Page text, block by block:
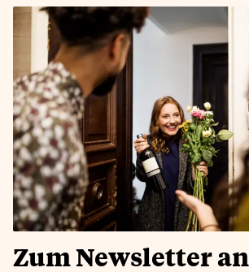
Zum Newsletter